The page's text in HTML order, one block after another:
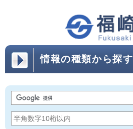
情報の種類から探す